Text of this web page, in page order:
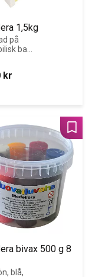
1,5kg
på
bas.
kr
bivax 500 g 8
blå,